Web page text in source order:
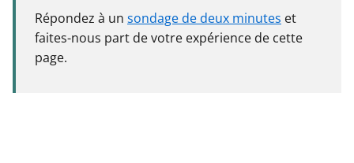
Répondez à un sondage de deux minutes et
faites-nous part de votre expérience de cette
page.